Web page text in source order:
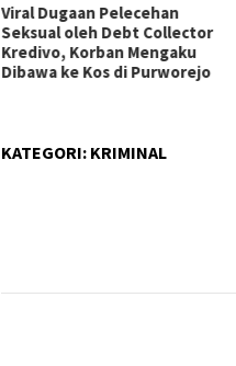
Viral Dugaan Pelecehan
Seksual oleh Debt Collector
Kredivo, Korban Mengaku
Dibawa ke Kos di Purworejo
KATEGORI: KRIMINAL